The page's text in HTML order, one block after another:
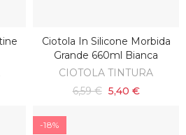
SCOPRI
Ciotola In Silicone Morbida
Grande 660ml Bianca
CIOTOLA TINTURA
6,59 € 5,40 €
-18%